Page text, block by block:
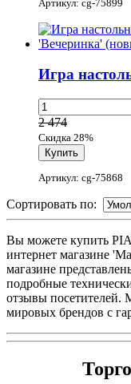
Артикул: cg-75899
Игра
2 474
Скидка 28%
Артикул: cg-75868
Сортировать по:
Вы можете купить
интернет магазине
магазине
подробные
отзывы
мировых брендов с